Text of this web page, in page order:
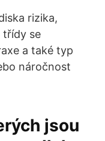
rizika,
třídy se
a také typ
náročnost
jsou